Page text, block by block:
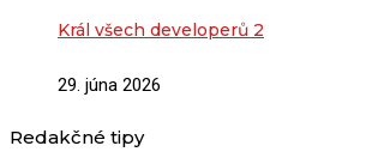
Král všech developerů 2
29. júna 2026
Redakčné tipy